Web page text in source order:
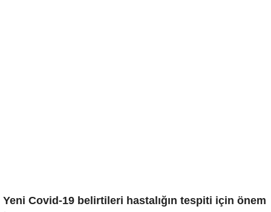
Yeni Covid-19 belirtileri hastalığın tespiti için önem